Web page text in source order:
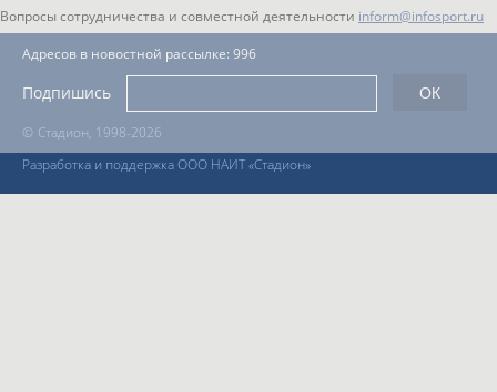
Вопросы сотрудничества и совместной деятельности inform@infosport.ru
© Стадион, 1998-2026
Разработка и поддержка ООО НАИТ «Стадион»
Адресов в новостной рассылке: 996
Подпишись